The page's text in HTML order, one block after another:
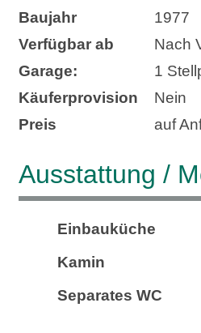
Baujahr
1977
Verfügbar ab
Nach
Garage:
1
Käufer­provision
Nein
Preis
auf
Ausstattung /
Einbauküche
Kamin
Separates WC